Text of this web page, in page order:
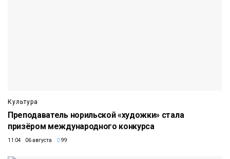
Культура
Преподаватель норильской «художки» стала
призёром международного конкурса
11:04 06 августа 99